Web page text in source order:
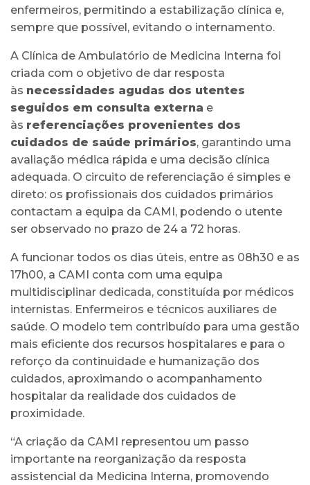
enfermeiros, permitindo a estabilização clínica e,
sempre que possível, evitando o internamento.
A Clínica de Ambulatório de Medicina Interna foi
criada com o objetivo de dar resposta
às necessidades agudas dos utentes
seguidos em consulta externa e
às referenciações provenientes dos
cuidados de saúde primários, garantindo uma
avaliação médica rápida e uma decisão clínica
adequada. O circuito de referenciação é simples e
direto: os profissionais dos cuidados primários
contactam a equipa da CAMI, podendo o utente
ser observado no prazo de 24 a 72 horas.
A funcionar todos os dias úteis, entre as 08h30 e as
17h00, a CAMI conta com uma equipa
multidisciplinar dedicada, constituída por médicos
internistas. Enfermeiros e técnicos auxiliares de
saúde. O modelo tem contribuído para uma gestão
mais eficiente dos recursos hospitalares e para o
reforço da continuidade e humanização dos
cuidados, aproximando o acompanhamento
hospitalar da realidade dos cuidados de
proximidade.
“A criação da CAMI representou um passo
importante na reorganização da resposta
assistencial da Medicina Interna, promovendo